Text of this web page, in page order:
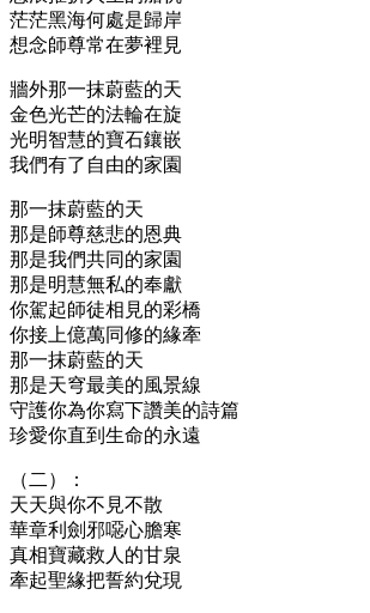
茫茫黑海何處是歸岸
想念師尊常在夢裡見
牆外那一抹蔚藍的天
金色光芒的法輪在旋
光明智慧的寶石鑲嵌
我們有了自由的家園
那一抹蔚藍的天
那是師尊慈悲的恩典
那是我們共同的家園
那是明慧無私的奉獻
你駕起師徒相見的彩橋
你接上億萬同修的緣牽
那一抹蔚藍的天
那是天穹最美的風景線
守護你為你寫下讚美的詩篇
珍愛你直到生命的永遠
（二）：
天天與你不見不散
華章利劍邪噁心膽寒
真相寶藏救人的甘泉
牽起聖緣把誓約兌現